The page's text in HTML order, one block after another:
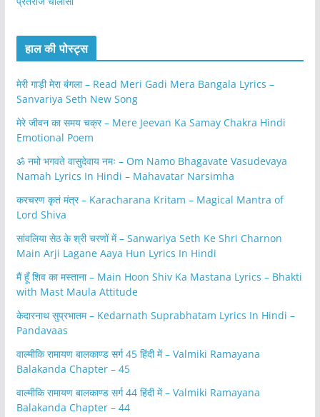
हाल की पोस्ट्स
मेरी गाड़ी मेरा बंगला – Read Meri Gadi Mera Bangala Lyrics –
Sanvariya Seth New Song
मेरे जीवन का समय चक्र – Mere Jeevan Ka Samay Chakra Hindi
Emotional Poem
ॐ नमो भगवते वासुदेवाय नमः – Om Namo Bhagavate Vasudevaya
Namah Lyrics In Hindi – Mahavatar Narsimha
करचरण कृतं मंत्र – Karacharana Kritam – Magical Mantra of
Lord Shiva
सांवलिया सेठ के श्री चरणों में – Sanwariya Seth Ke Shri Charnon
Main Arji Lagane Aaya Hun Lyrics In Hindi
मैं हूँ शिव का मस्ताना – Main Hoon Shiv Ka Mastana Lyrics – Bhakti
with Mast Maula Attitude
केदारनाथ सुप्रभातम – Kedarnath Suprabhatam Lyrics In Hindi –
Pandavaas
वाल्मीकि रामायण बालकाण्ड सर्ग 45 हिंदी में – Valmiki Ramayana
Balakanda Chapter – 45
वाल्मीकि रामायण बालकाण्ड सर्ग 44 हिंदी में – Valmiki Ramayana
Balakanda Chapter – 44